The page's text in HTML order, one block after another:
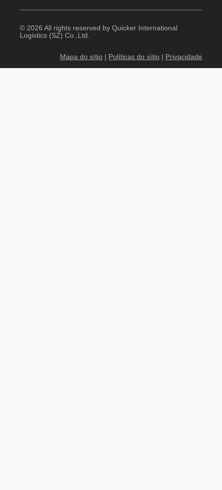
© 2026 All rights reserved by Quicker International
Logistics (SZ) Co.,Ltd.
Mapa do sítio Políticas do sítio Privacidade